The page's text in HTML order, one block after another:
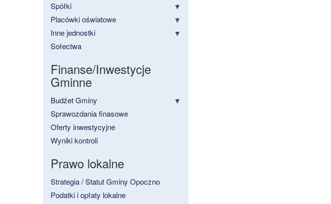
Spółki
Placówki oświatowe
Inne jednostki
Sołectwa
Finanse/Inwestycje
Gminne
Budżet Gminy
Sprawozdania finasowe
Oferty inwestycyjne
Wyniki kontroli
Prawo lokalne
Strategia / Statut Gminy Opoczno
Podatki i opłaty lokalne